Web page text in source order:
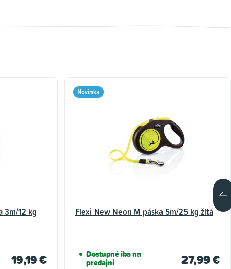
3m/12 kg
19,19 €
Novinka
Flexi New Neon M páska 5m/25 kg žltá
Dostupné iba na
predajni 27,99 €